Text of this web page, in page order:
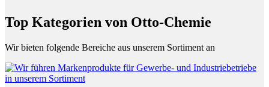
Top Kategorien von Otto-Chemie
Wir bieten folgende Bereiche aus unserem Sortiment an